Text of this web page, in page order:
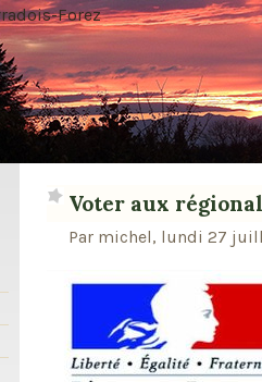
Forez
Voter aux
Par michel, lundi 27